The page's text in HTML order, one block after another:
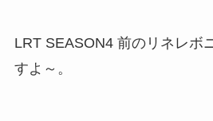
LRT SEASON4 前のリネレボ
すよ～。